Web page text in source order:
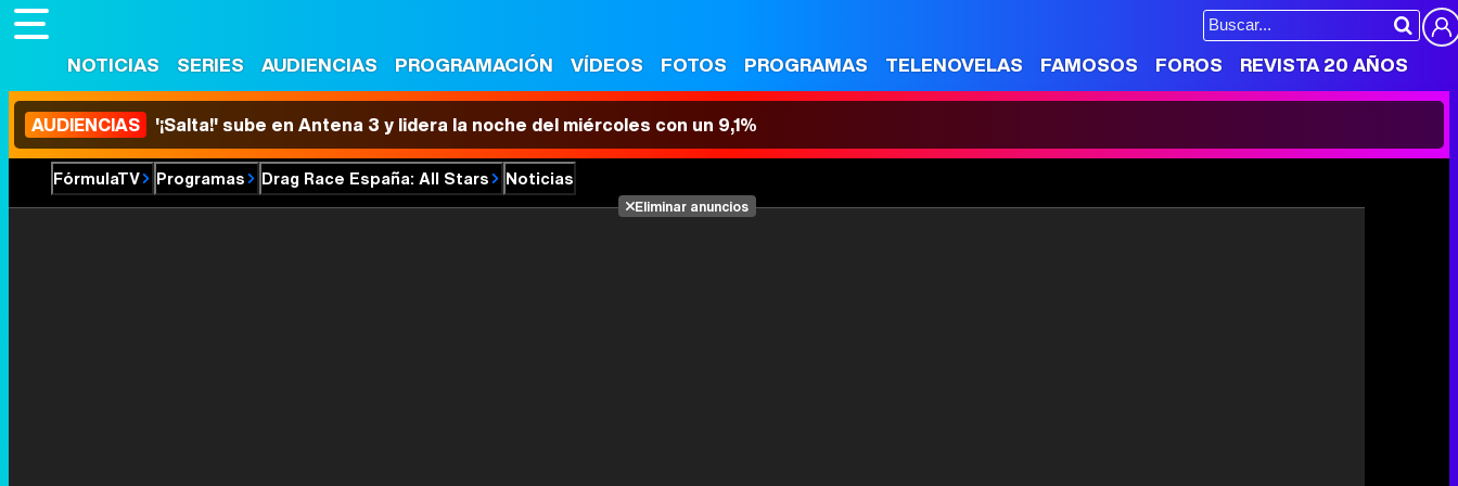
NOTICIAS SERIES AUDIENCIAS PROGRAMACIÓN VÍDEOS FOTOS PROGRAMAS TELENOVELAS FAMOSOS FOROS REVISTA 20 AÑOS
AUDIENCIAS '¡Salta!' sube en Antena 3 y lidera la noche del miércoles con un 9,1%
FórmulaTV Programas Drag Race España: All Stars Noticias
Eliminar anuncios